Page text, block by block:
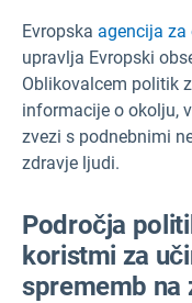
Evropska agencija za
upravlja Evropski
Oblikovalcem politik
informacije o okolju,
zvezi s podnebnimi
zdravje ljudi.
Področja
koristmi za
sprememb na